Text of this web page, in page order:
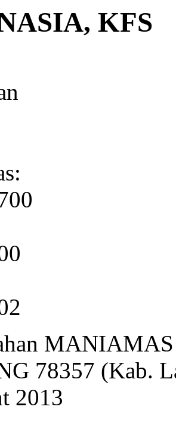
KFS
78357 (Kab.
2013